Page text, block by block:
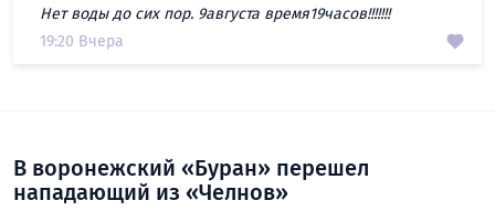
Нет воды до сих пор. 9августа время19часов!!!!!!!
19:20 Вчера
В воронежский «Буран» перешел
нападающий из «Челнов»